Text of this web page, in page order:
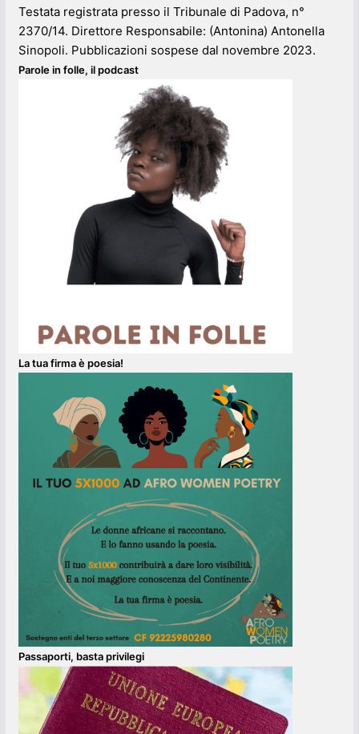
Testata registrata presso il Tribunale di Padova, n°
2370/14. Direttore Responsabile: (Antonina) Antonella
Sinopoli. Pubblicazioni sospese dal novembre 2023.
Parole in folle, il podcast
La tua firma è poesia!
Passaporti, basta privilegi